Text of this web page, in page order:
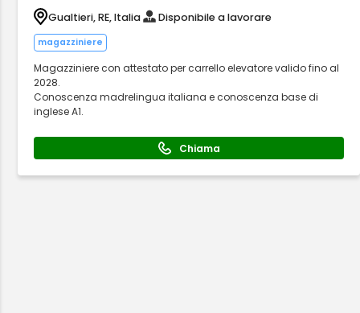
Gualtieri, RE, Italia Disponibile a lavorare
magazziniere
Magazziniere con attestato per carrello elevatore valido fino al
2028.
Conoscenza madrelingua italiana e conoscenza base di
inglese A1.
Chiama